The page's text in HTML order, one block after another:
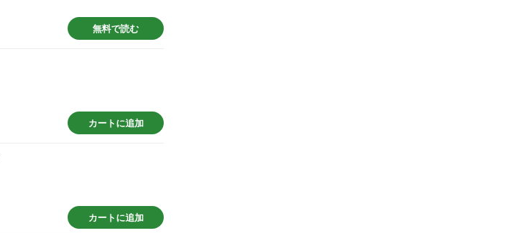
無料で読む
カートに追加
カートに追加